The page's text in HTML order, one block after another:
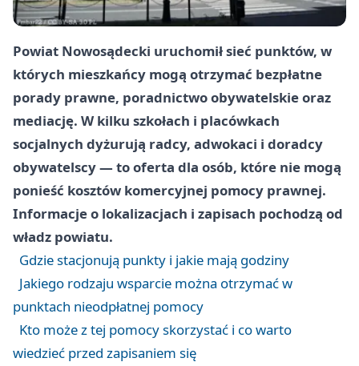
Powiat Nowosądecki uruchomił sieć punktów, w
których mieszkańcy mogą otrzymać bezpłatne
porady prawne, poradnictwo obywatelskie oraz
mediację. W kilku szkołach i placówkach
socjalnych dyżurują radcy, adwokaci i doradcy
obywatelscy — to oferta dla osób, które nie mogą
ponieść kosztów komercyjnej pomocy prawnej.
Informacje o lokalizacjach i zapisach pochodzą od
władz powiatu.
Gdzie stacjonują punkty i jakie mają godziny
Jakiego rodzaju wsparcie można otrzymać w
punktach nieodpłatnej pomocy
Kto może z tej pomocy skorzystać i co warto
wiedzieć przed zapisaniem się